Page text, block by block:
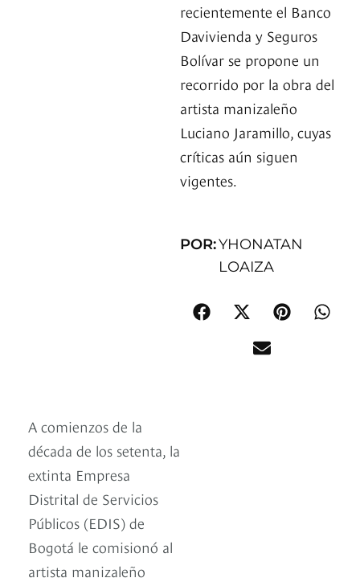
recientemente el Banco
Davivienda y Seguros
Bolívar se propone un
recorrido por la obra del
artista manizaleño
Luciano Jaramillo, cuyas
críticas aún siguen
vigentes.
POR:YHONATAN
LOAIZA
A comienzos de la
década de los setenta, la
extinta Empresa
Distrital de Servicios
Públicos (EDIS) de
Bogotá le comisionó al
artista manizaleño